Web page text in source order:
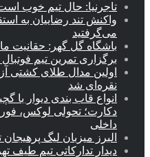
تاجرنیا: حال تیم خوب
واکنش تند رضاییان به
می‌گرفتید
باشگاه گل گهر: حقانیت
برگزاری تمرین تیم
اولین مدال طلای کشتی
نقره‌ای شد
انواع قاب بندی دیوار با
دکارت؛ تحولی لوکس،
داخلی
البرز میزبان لیگ پرهیجان
دیدار تدارکاتی تیم طیف